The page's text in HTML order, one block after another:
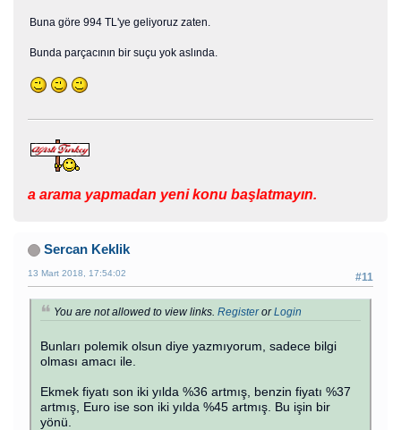
Buna göre 994 TL'ye geliyoruz zaten.
Bunda parçacının bir suçu yok aslında.
yapmadan yeni konu başlatmayın.
Sercan Keklik
#11
13 Mart 2018, 17:54:02
You are not allowed to view links. RegisterorLogin
Bunları polemik olsun diye yazmıyorum, sadece bilgi
olması amacı ile.
Ekmek fiyatı son iki yılda %36 artmış, benzin fiyatı %37
artmış, Euro ise son iki yılda %45 artmış. Bu işin bir
yönü.